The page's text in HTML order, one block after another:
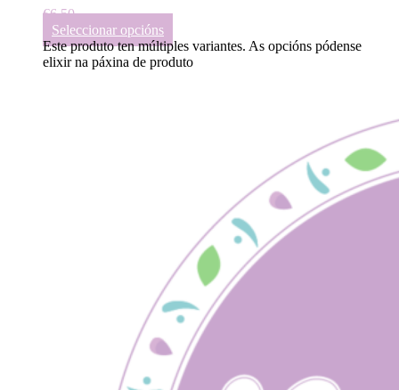
€6.50
Seleccionar opcións
Este produto ten múltiples variantes. As opcións pódense
elixir na páxina de produto